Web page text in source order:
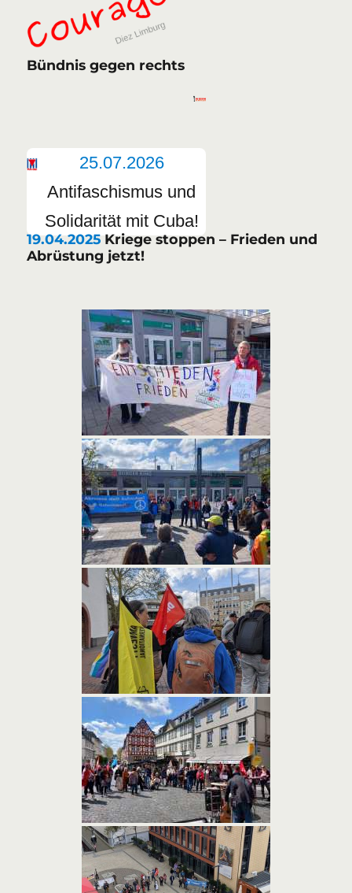
Bündnis gegen rechts
25.07.2026
Antifaschismus und
Solidarität mit Cuba!
19.04.2025 Kriege stoppen – Frieden und
Abrüstung jetzt!